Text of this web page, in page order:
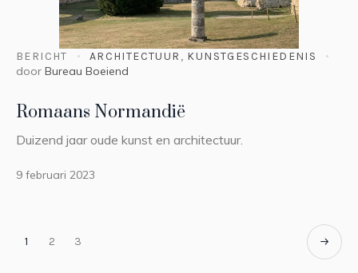
BERICHT ARCHITECTUUR , KUNSTGESCHIEDENIS
door Bureau Boeiend
Romaans Normandië
Duizend jaar oude kunst en architectuur.
9 februari 2023
1 2 3